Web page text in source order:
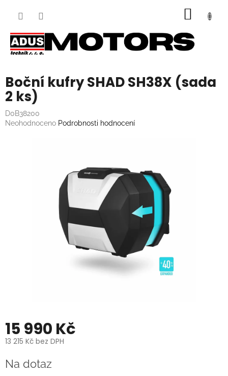
Boční kufry SHAD SH38X (sada
2 ks)
D0B38200
Průměrné
Neohodnoceno Podrobnosti hodnocení
15 990 Kč
13 215 Kč bez DPH
cena:
Na dotaz